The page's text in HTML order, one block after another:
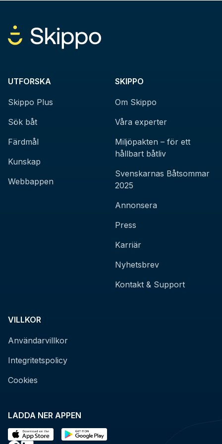
LADDA NER APPEN
UTFORSKA
Skippo Plus
Sök båt
Färdmål
Kunskap
Webbappen
SKIPPO
Om Skippo
Våra experter
Miljöpakten – för ett
hållbart båtliv
Svenskarnas Båtsommar
2025
Annonsera
Press
Karriär
Nyhetsbrev
Kontakt & Support
VILLKOR
Användarvillkor
Integritetspolicy
Cookies